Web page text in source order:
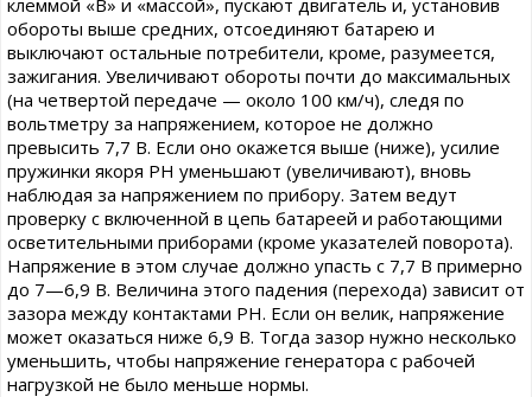
клеммой «В» и «массой», пускают двигатель и, установив
обороты выше средних, отсоединяют батарею и
выключают остальные потребители, кроме, разумеется,
зажигания. Увеличивают обороты почти до максимальных
(на четвертой передаче — около 100 км/ч), следя по
вольтметру за напряжением, которое не должно
превысить 7,7 В. Если оно окажется выше (ниже), усилие
пружинки якоря РН уменьшают (увеличивают), вновь
наблюдая за напряжением по прибору. Затем ведут
проверку с включенной в цепь батареей и работающими
осветительными приборами (кроме указателей поворота).
Напряжение в этом случае должно упасть с 7,7 В примерно
до 7—6,9 В. Величина этого падения (перехода) зависит от
зазора между контактами РН. Если он велик, напряжение
может оказаться ниже 6,9 В. Тогда зазор нужно несколько
уменьшить, чтобы напряжение генератора с рабочей
нагрузкой не было меньше нормы.